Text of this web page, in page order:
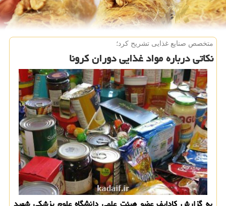
متخصص صنایع غذایی تشریح كرد؛
نكاتی درباره مواد غذایی دوران كرونا